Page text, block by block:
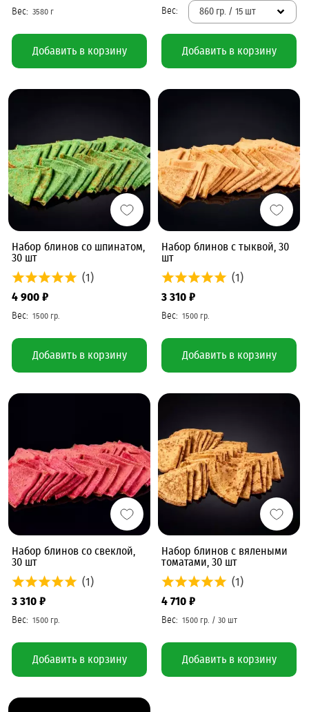
Добавить в корзину
860 гр. / 15 шт
Добавить в корзину
Набор блинов со шпинатом,
30 шт
(1)
4 900 ₽
Добавить в корзину
Набор блинов с тыквой, 30
шт
(1)
3 310 ₽
Добавить в корзину
Набор блинов со свеклой,
30 шт
(1)
3 310 ₽
Добавить в корзину
Набор блинов с вялеными
томатами, 30 шт
(1)
4 710 ₽
Добавить в корзину